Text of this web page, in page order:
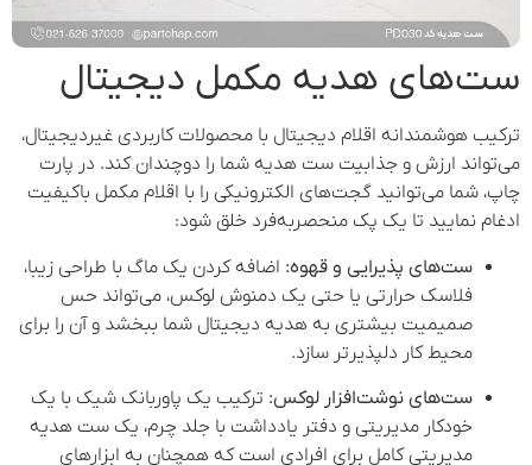
ست‌های هدیه مکمل دیجیتال
ترکیب هوشمندانه اقلام دیجیتال با محصولات کاربردی غیردیجیتال،
می‌تواند ارزش و جذابیت ست هدیه شما را دوچندان کند. در پارت
چاپ، شما می‌توانید گجت‌های الکترونیکی را با اقلام مکمل باکیفیت
ادغام نمایید تا یک پک منحصربه‌فرد خلق شود:
ست‌های پذیرایی و قهوه: اضافه کردن یک ماگ با طراحی زیبا،
فلاسک حرارتی یا حتی یک دمنوش لوکس، می‌تواند حس
صمیمیت بیشتری به هدیه دیجیتال شما ببخشد و آن را برای
محیط کار دلپذیرتر سازد.
ست‌های نوشت‌افزار لوکس: ترکیب یک پاوربانک شیک با یک
خودکار مدیریتی و دفتر یادداشت با جلد چرم، یک ست هدیه
مدیریتی کامل برای افرادی است که همچنان به ابزارهای